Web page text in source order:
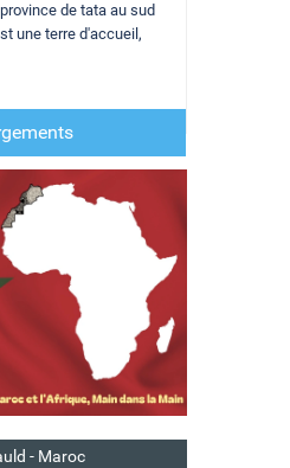
de tata au sud
une terre d'accueil,
- Maroc